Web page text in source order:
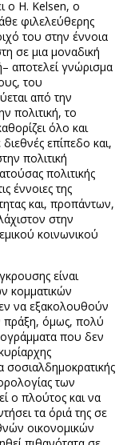
ο H. Kelsen, ο
φιλελεύθερης
του στην έννοια
σε μια μοναδική
αποτελεί γνώρισμα
του
από την
πολιτική, το
όλο και
επίπεδο και,
πολιτική
πολιτικής
έννοιες της
και, προπάντων,
στην
κοινωνικού
είναι
κομματικών
να εξακολουθούν
πράξη, όμως, πολύ
που δεν
σοσιαλδημοκρατικής
των
ο πλούτος και να
τα όριά της σε
οικονομικών